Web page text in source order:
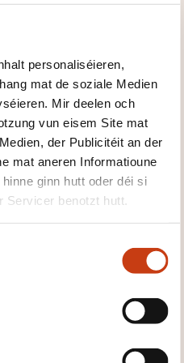
personaliséieren,
mat de soziale Medien
Mir deelen och
vun eisem Site mat
der Publicitéit an der
mat aneren Informatioune
ginn hutt oder déi si
Servicer benotzt hutt.
des
et
-